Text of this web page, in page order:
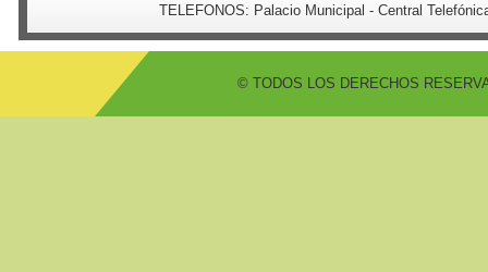
TELEFONOS: Palacio Municipal - Central
© TODOS LOS DERECHOS